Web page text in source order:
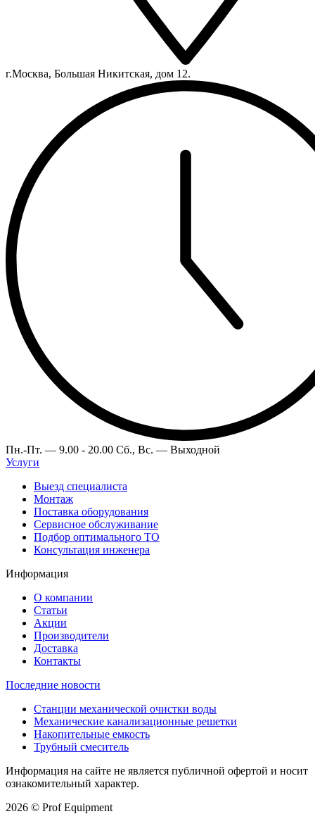
г.Москва, Большая Никитская, дом 12.
Пн.-Пт. — 9.00 - 20.00 Сб., Вс. — Выходной
Услуги
Выезд специалиста
Монтаж
Поставка оборудования
Сервисное обслуживание
Подбор оптимального ТО
Консультация инженера
Информация
О компании
Статьи
Акции
Производители
Доставка
Контакты
Последние новости
Станции механической очистки воды
Механические канализационные решетки
Накопительные емкость
Трубный смеситель
Информация на сайте не является публичной офертой и носит
ознакомительный характер.
2026 © Prof Equipment